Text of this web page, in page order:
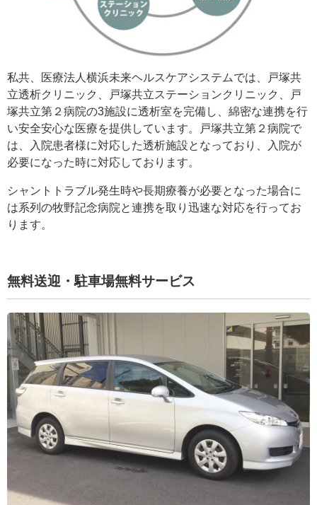
私共、医療法人横浜未来ヘルスケアシステムでは、戸塚共
立透析クリニック、戸塚共立ステーションクリニック、戸
塚共立第２病院の3施設に透析室を完備し、綿密な連携を行
い安全安心な医療を提供しています。戸塚共立第２病院で
は、入院患者様に対応した透析施設となっており、入院が
必要になった時に対応しております。
シャントトラブル発生時や長期療養が必要となった場合に
は系列の牧野記念病院と連携を取り迅速な対応を行ってお
ります。
無料送迎・駐車場無料サービス